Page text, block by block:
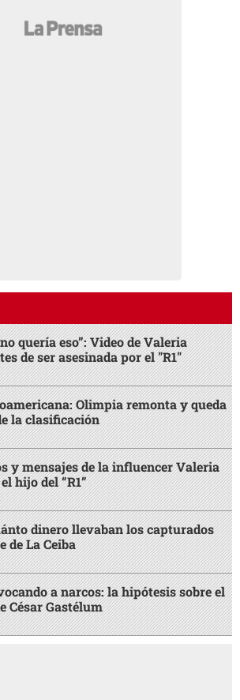
quería eso”: Video de Valeria
de ser asesinada por el "R1"
Olimpia remonta y queda
la clasificación
y mensajes de la influencer Valeria
hijo del “R1”
dinero llevaban los capturados
de La Ceiba
a narcos: la hipótesis sobre el
César Gastélum